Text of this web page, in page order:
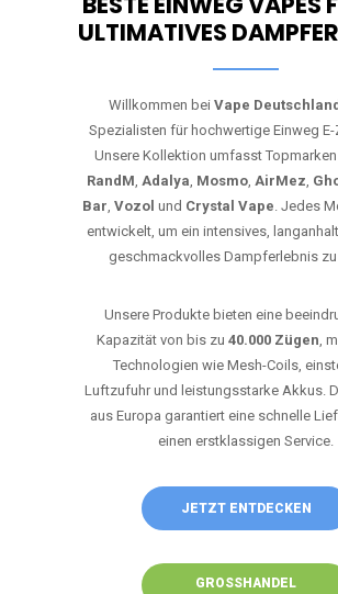
ULTIMATIVES
Willkommen bei Vape Deutschland
Spezialisten für hochwertige Einweg
Unsere Kollektion umfasst
RandM, Adalya, Mosmo, AirMez,
Bar, Vozol und Crystal Vape. Jedes
entwickelt, um ein intensives,
geschmackvolles Dampferlebnis
Unsere Produkte bieten eine
Kapazität von bis zu 40.000 Zügen,
Technologien wie Mesh-Coils,
Luftzufuhr und leistungsstarke Akkus.
aus Europa garantiert eine schnelle
einen erstklassigen Service.
JETZT ENTDECKEN
GROSSHANDEL